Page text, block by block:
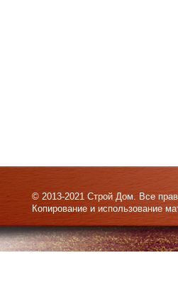
© 2013-2021 Строй Дом. Все
Копирование и использование